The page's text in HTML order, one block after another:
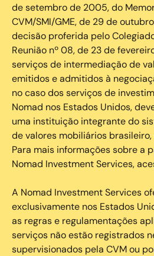
de setembro de 2005, do
CVM/SMI/GME, de 29 de
decisão proferida pelo
Reunião nº 08, de 23 de
serviços de intermediação de
emitidos e admitidos à
no caso dos serviços de
Nomad nos Estados Unidos,
uma instituição integrante do
de valores mobiliários brasileiro,
Para mais informações sobre a
Nomad Investment Services,
A Nomad Investment Services
exclusivamente nos Estados
as regras e regulamentações
serviços não estão registrados
supervisionados pela CVM ou